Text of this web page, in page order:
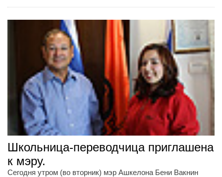
Школьница-переводчица приглашена
к мэру.
Сегодня утром (во вторник) мэр Ашкелона Бени Вакнин